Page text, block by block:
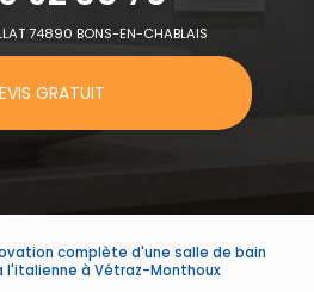
74890 BONS-EN-CHABLAIS
GRATUIT
complète d'une salle de bain
l'italienne à Vétraz-Monthoux